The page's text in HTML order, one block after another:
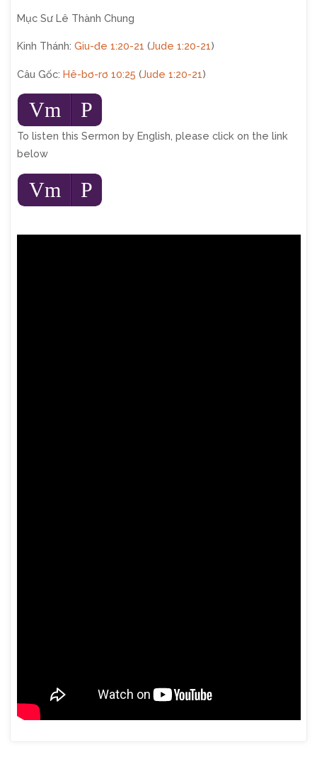
Mục Sư Lê Thành Chung
Kinh Thánh: Giu-đe 1:20-21 (Jude 1:20-21)
Câu Gốc: Hê-bơ-rơ 10:25 (Jude 1:20-21)
Audio
Player
Vm P
To listen this Sermon by English, please click on the link
below
Audio
Player
Vm P